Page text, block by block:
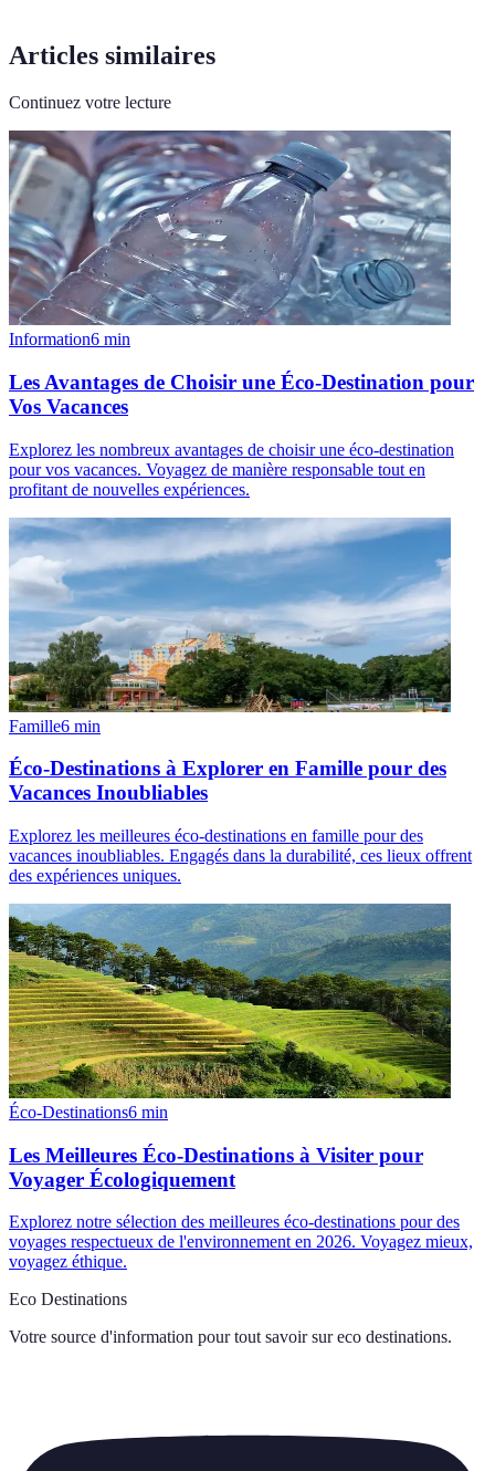
Articles similaires
Continuez votre lecture
Information6 min
Les Avantages de Choisir une Éco-Destination pour
Vos Vacances
Explorez les nombreux avantages de choisir une éco-destination
pour vos vacances. Voyagez de manière responsable tout en
profitant de nouvelles expériences.
Famille6 min
Éco-Destinations à Explorer en Famille pour des
Vacances Inoubliables
Explorez les meilleures éco-destinations en famille pour des
vacances inoubliables. Engagés dans la durabilité, ces lieux offrent
des expériences uniques.
Éco-Destinations6 min
Les Meilleures Éco-Destinations à Visiter pour
Voyager Écologiquement
Explorez notre sélection des meilleures éco-destinations pour des
voyages respectueux de l'environnement en 2026. Voyagez mieux,
voyagez éthique.
Eco Destinations
Votre source d'information pour tout savoir sur eco destinations.